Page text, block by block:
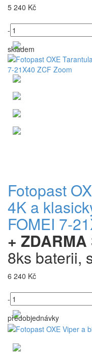
5 240 Kč
-
skladem
Fotopast
4K a
FOMEI 7-
+ ZDARMA
8ks baterii,
6 240 Kč
-
předobjednávky